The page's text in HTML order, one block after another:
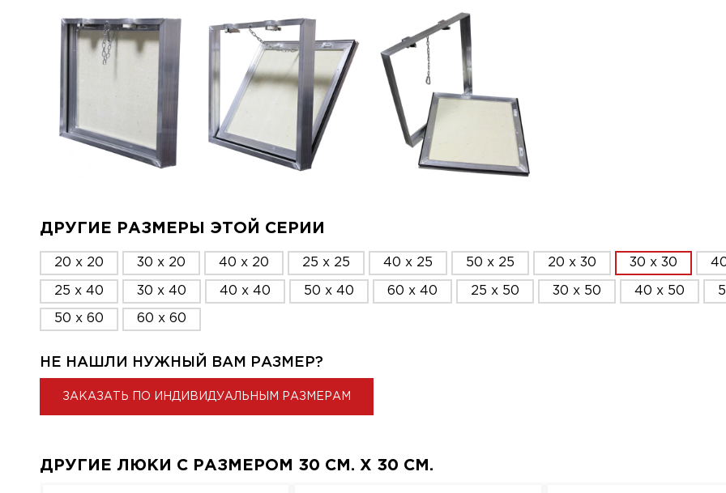
ДРУГИЕ РАЗМЕРЫ ЭТОЙ СЕРИИ
20 x 20 30 x 20 40 x 20 25 x 25 40 x 25 50 x 25 20 x 30 30 x 30
25 x 40 30 x 40 40 x 40 50 x 40 60 x 40 25 x 50 30 x 50 40 x 50
50 x 60 60 x 60
НЕ НАШЛИ НУЖНЫЙ ВАМ РАЗМЕР?
ЗАКАЗАТЬ ПО ИНДИВИДУАЛЬНЫМ РАЗМЕРАМ
ДРУГИЕ ЛЮКИ С РАЗМЕРОМ 30 СМ. X 30 СМ.